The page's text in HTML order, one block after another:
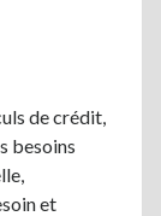
de crédit,
besoins
et